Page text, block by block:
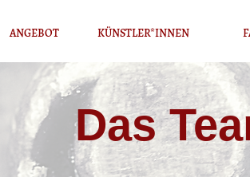
ANGEBOT KÜNSTLER*INNEN
Das